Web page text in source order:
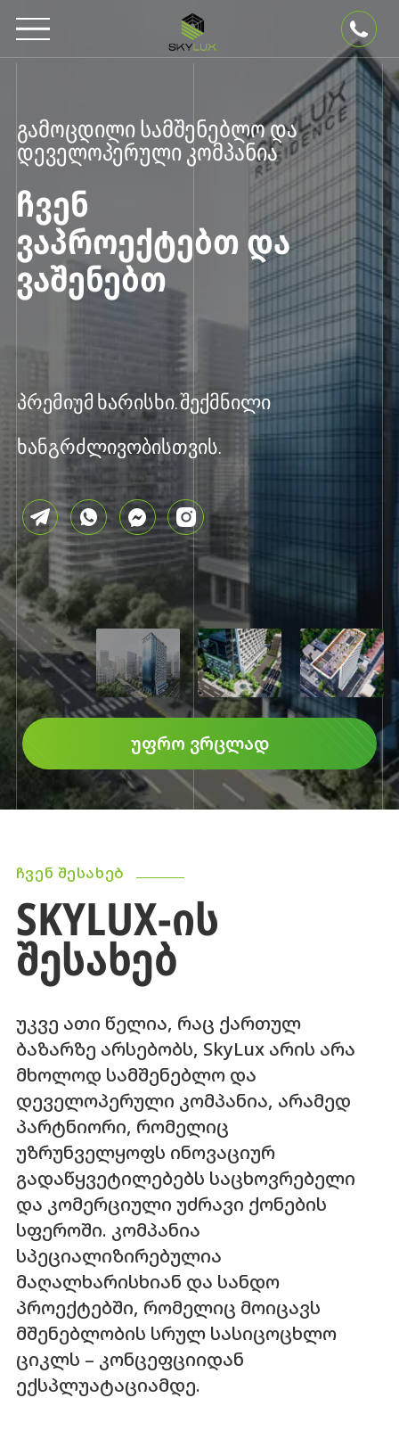
გამოცდილი სამშენებლო და
დეველოპერული კომპანია
ᲩᲕᲔᲜ
ᲕᲐᲞᲠᲝᲔᲥᲢᲔᲑᲗ ᲓᲐ
ᲕᲐᲨᲔᲜᲔᲑᲗ
პრემიუმ ხარისხი. შექმნილი
ხანგრძლივობისთვის.
ᲣᲤᲠᲝ ᲕᲠᲪᲚᲐᲓ
ᲩᲕᲔᲜ ᲨᲔᲡᲐᲮᲔᲑ
SKYLUX-ᲘᲡ
ᲨᲔᲡᲐᲮᲔᲑ
უკვე ათი წელია, რაც ქართულ
ბაზარზე არსებობს, SkyLux არის არა
მხოლოდ სამშენებლო და
დეველოპერული კომპანია, არამედ
პარტნიორი, რომელიც
უზრუნველყოფს ინოვაციურ
გადაწყვეტილებებს საცხოვრებელი
და კომერციული უძრავი ქონების
სფეროში. კომპანია
სპეციალიზირებულია
მაღალხარისხიან და სანდო
პროექტებში, რომელიც მოიცავს
მშენებლობის სრულ სასიცოცხლო
ციკლს – კონცეფციიდან
ექსპლუატაციამდე.